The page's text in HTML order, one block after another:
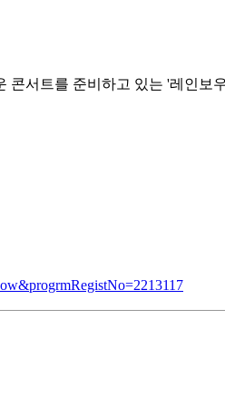
서트를 준비하고 있는 '레인